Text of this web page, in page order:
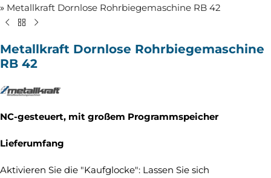
» Metallkraft Dornlose Rohrbiegemaschine RB 42
Metallkraft Dornlose Rohrbiegemaschine
RB 42
NC-gesteuert, mit großem Programmspeicher
Lieferumfang
Aktivieren Sie die "Kaufglocke": Lassen Sie sich